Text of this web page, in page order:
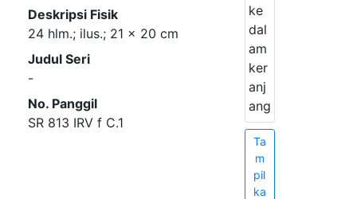
Deskripsi Fisik
24 hlm.; ilus.; 21 x 20 cm
Judul Seri
-
No. Panggil
SR 813 IRV f C.1
ke
dal
am
ker
anj
ang
Ta
m
pil
ka